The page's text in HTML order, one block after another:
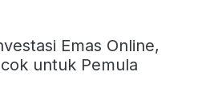
Emas Online,
untuk Pemula